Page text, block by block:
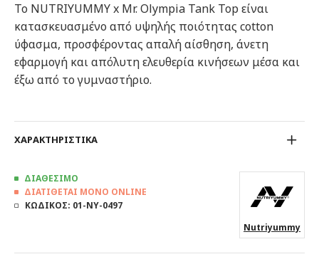
Το NUTRIYUMMY x Mr. Olympia Tank Top είναι
κατασκευασμένο από υψηλής ποιότητας cotton
ύφασμα, προσφέροντας απαλή αίσθηση, άνετη
εφαρμογή και απόλυτη ελευθερία κινήσεων μέσα και
έξω από το γυμναστήριο.
ΧΑΡΑΚΤΗΡΙΣΤΙΚΑ
ΔΙΑΘΕΣΙΜΟ
ΔΙΑΤΙΘΕΤΑΙ ΜΟΝΟ ONLINE
ΚΩΔΙΚΟΣ: 01-NY-0497
Nutriyummy